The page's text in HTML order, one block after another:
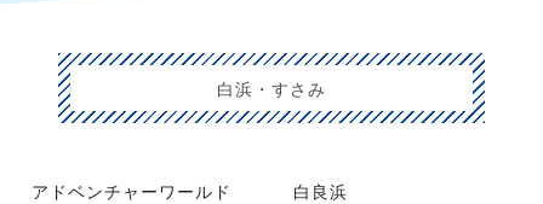
白浜・すさみ
アドベンチャーワールド 白良浜